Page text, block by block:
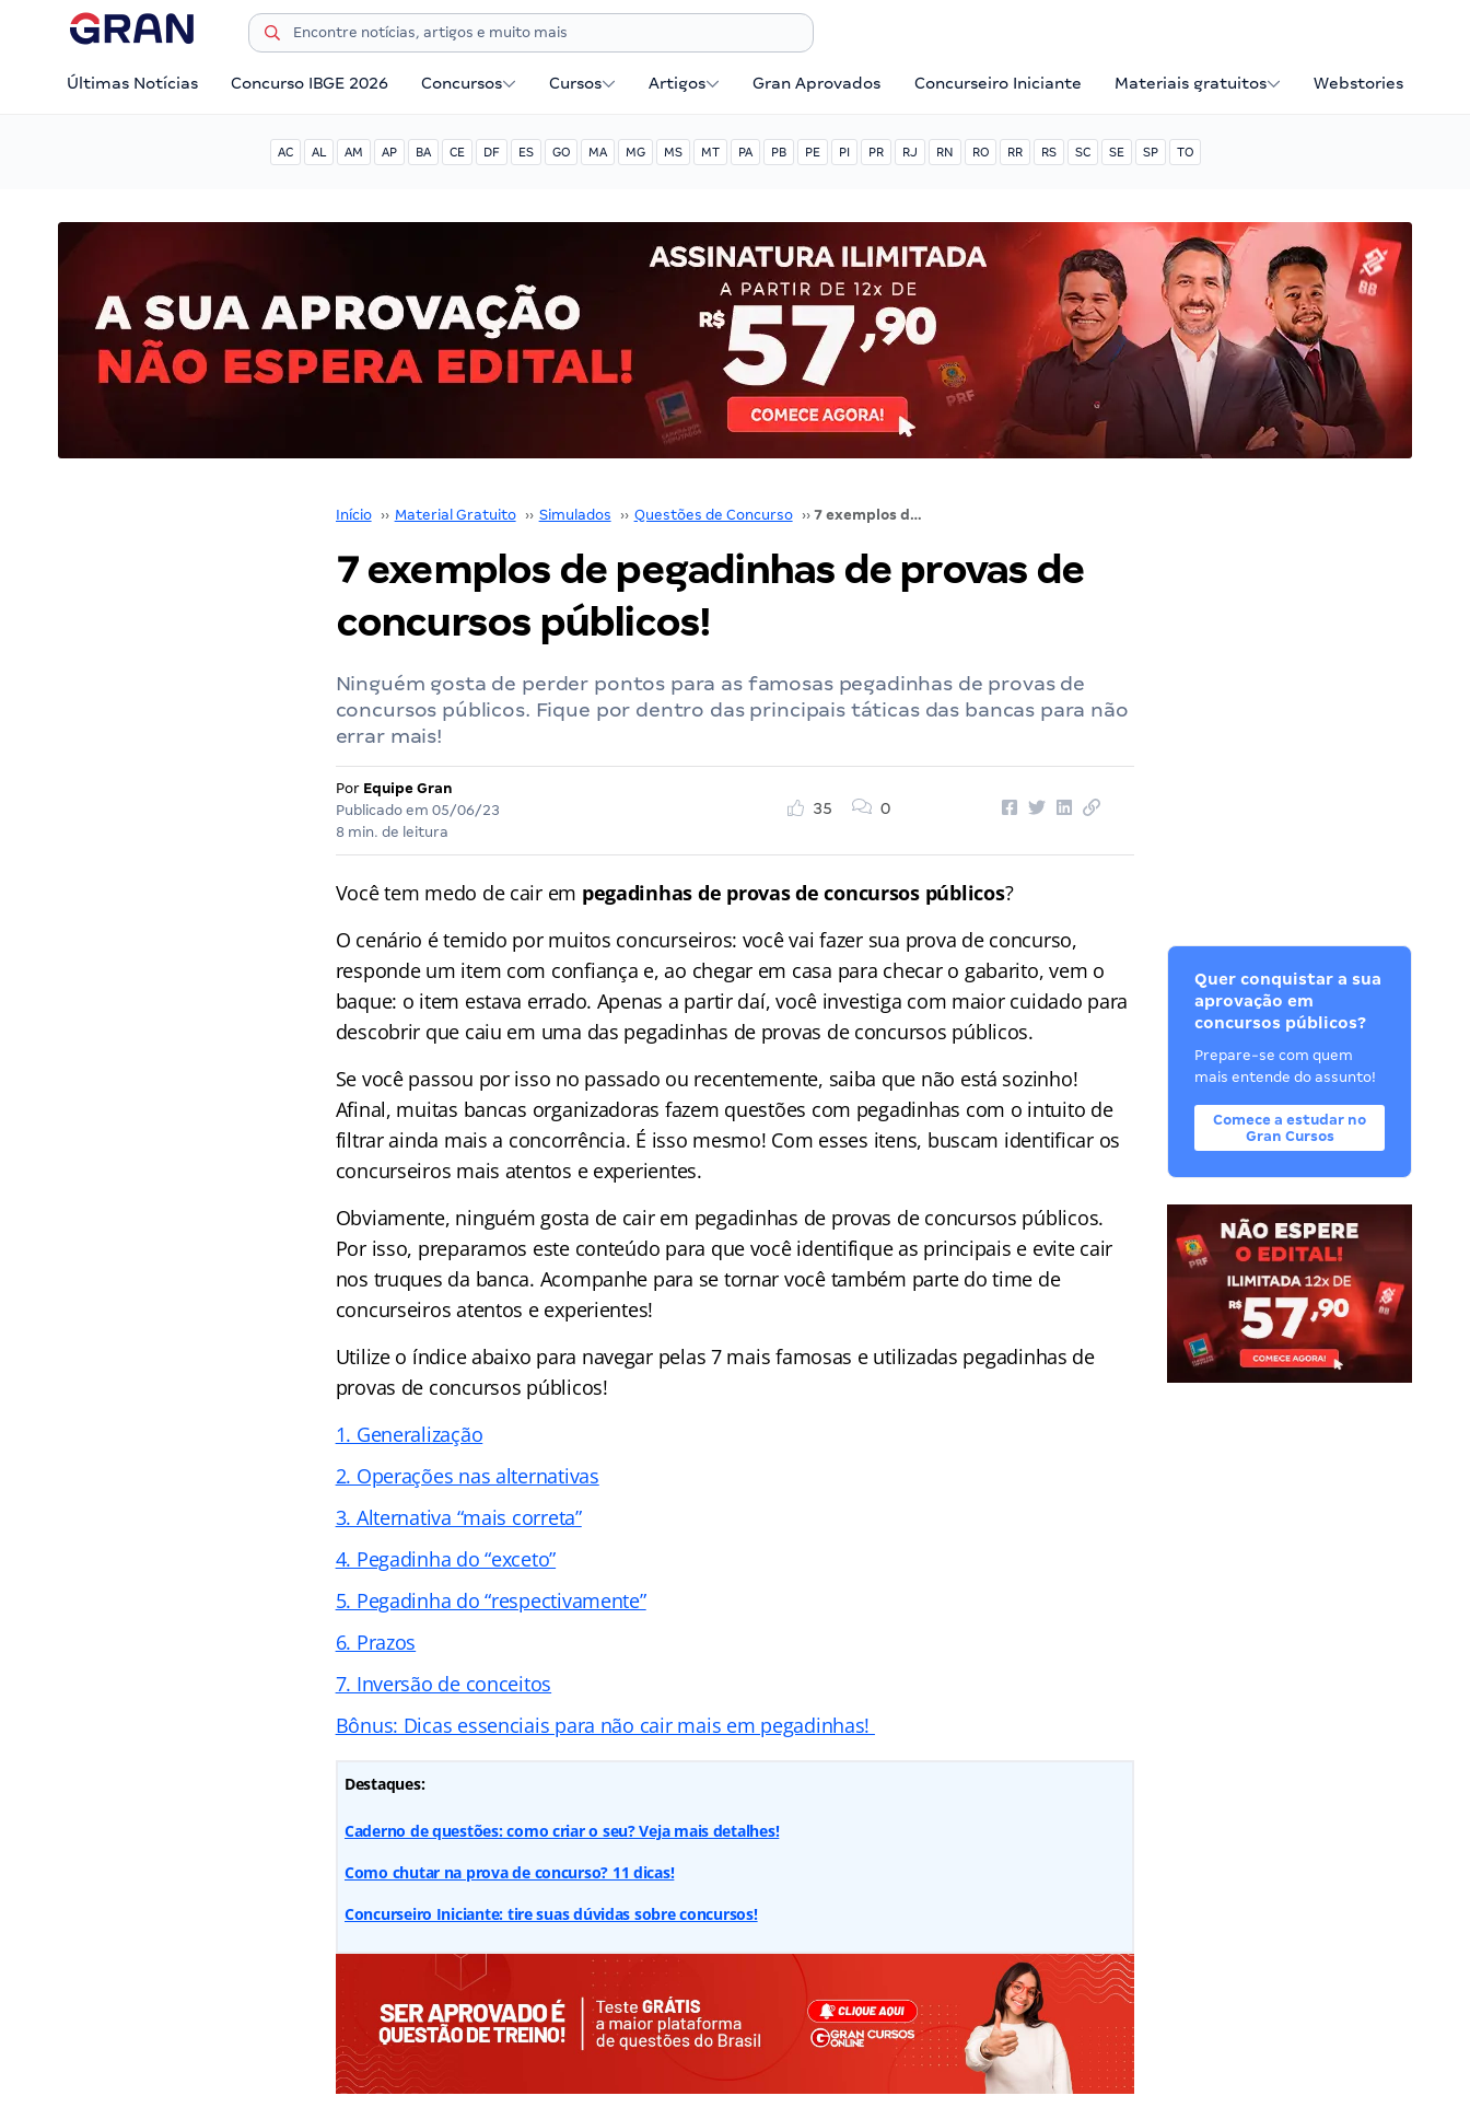
Últimas Notícias Concurso IBGE 2026 Concursos Cursos Artigos Gran Aprovados Concurseiro Iniciante Materiais gratuitos Webstories
AC AL AM AP BA CE DF ES GO MA MG MS MT PA PB PE PI PR RJ RN RO RR RS SC SE SP TO
Início ›› Material Gratuito ›› Simulados ›› Questões de Concurso ›› 7 exemplos de pegadinhas de provas de concursos públicos!
7 exemplos de pegadinhas de provas de
concursos públicos!
Ninguém gosta de perder pontos para as famosas pegadinhas de provas de
concursos públicos. Fique por dentro das principais táticas das bancas para não
errar mais!
Por Equipe Gran
Publicado em 05/06/23
8 min. de leitura
35 0
Você tem medo de cair em pegadinhas de provas de concursos públicos?
O cenário é temido por muitos concurseiros: você vai fazer sua prova de concurso,
responde um item com confiança e, ao chegar em casa para checar o gabarito, vem o
baque: o item estava errado. Apenas a partir daí, você investiga com maior cuidado para
descobrir que caiu em uma das pegadinhas de provas de concursos públicos.
Se você passou por isso no passado ou recentemente, saiba que não está sozinho!
Afinal, muitas bancas organizadoras fazem questões com pegadinhas com o intuito de
filtrar ainda mais a concorrência. É isso mesmo! Com esses itens, buscam identificar os
concurseiros mais atentos e experientes.
Obviamente, ninguém gosta de cair em pegadinhas de provas de concursos públicos.
Por isso, preparamos este conteúdo para que você identifique as principais e evite cair
nos truques da banca. Acompanhe para se tornar você também parte do time de
concurseiros atentos e experientes!
Utilize o índiceabaixo para navegar pelas 7 mais famosas e utilizadas pegadinhas de
provas de concursos públicos!
1. Generalização
2. Operações nas alternativas
3. Alternativa “mais correta”
4. Pegadinha do “exceto”
5. Pegadinha do “respectivamente”
6. Prazos
7. Inversão de conceitos
Bônus: Dicas essenciais para não cair mais em pegadinhas!
Destaques:
Caderno de questões: como criar o seu? Veja mais detalhes!
Como chutar na prova de concurso? 11 dicas!
Concurseiro Iniciante: tire suas dúvidas sobre concursos!
Quer conquistar a sua
aprovação em
concursos públicos?
Prepare-se com quem
mais entende do assunto!
Comece a estudar no
Gran Cursos